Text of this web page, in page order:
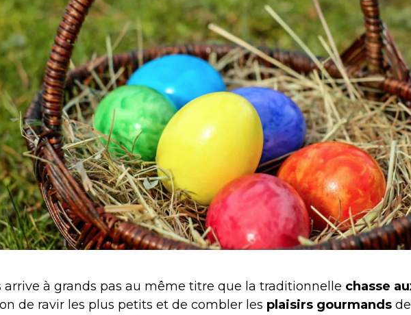
arrive à grands pas au même titre que la traditionnelle chasse
de ravir les plus petits et de combler les plaisirs gourmands